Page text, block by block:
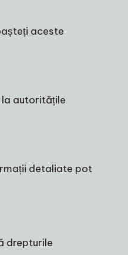
aceste
autoritățile
detaliate pot
drepturile